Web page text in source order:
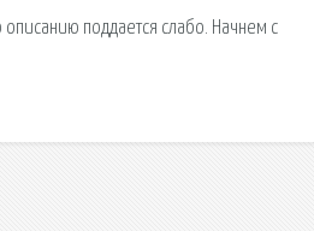
поддается слабо. Начнем с